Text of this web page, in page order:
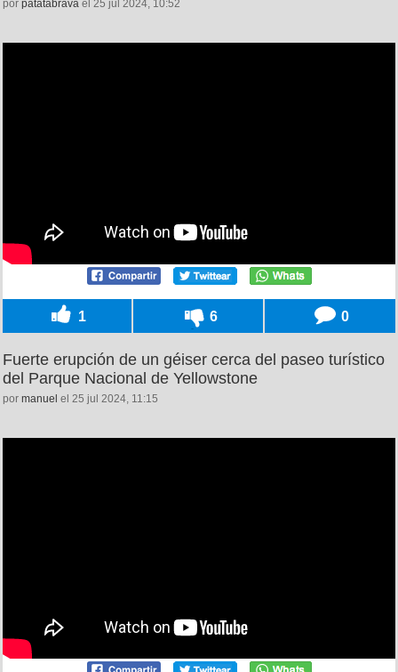
por patatabrava el 25 jul 2024, 10:52
1 6 0
Fuerte erupción de un géiser cerca del paseo turístico
del Parque Nacional de Yellowstone
por manuel el 25 jul 2024, 11:15